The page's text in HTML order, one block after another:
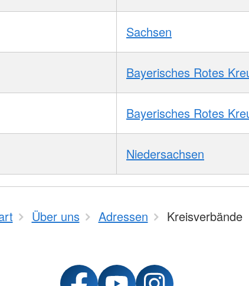
Sachsen
Bayerisches Rotes
Bayerisches Rotes
Niedersachsen
Über uns Adressen Kreisverbände